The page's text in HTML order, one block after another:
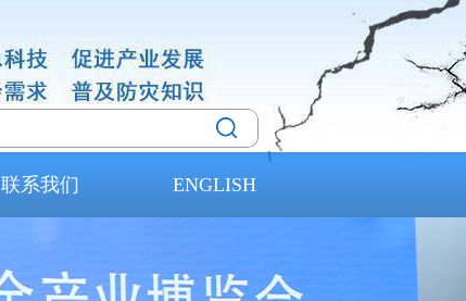
联系我们 ENGLISH